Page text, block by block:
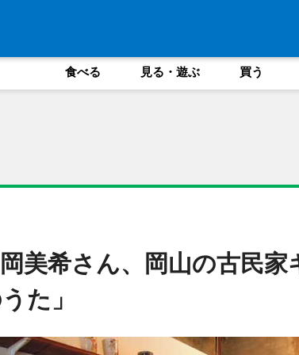
食べる 見る・遊ぶ 買う
美希さん、岡山の古民
た」